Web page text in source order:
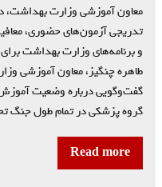
معاون آموزشی وزارت بهداشت،
تدریجی آزمون‌های حضوری،
و برنامه‌های وزارت بهداشت
طاهره چنگیز، معاون آموزشی
گفت‌وگویی درباره وضعیت
گروه پزشکی در تمام طول
Read more